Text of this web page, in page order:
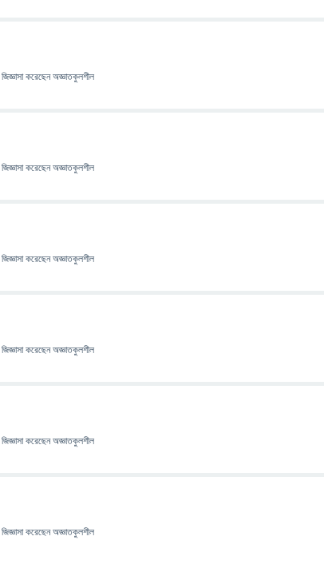
জিজ্ঞাসা করেছেনঅজ্ঞাতকুলশীল
জিজ্ঞাসা করেছেনঅজ্ঞাতকুলশীল
জিজ্ঞাসা করেছেনঅজ্ঞাতকুলশীল
জিজ্ঞাসা করেছেনঅজ্ঞাতকুলশীল
জিজ্ঞাসা করেছেনঅজ্ঞাতকুলশীল
জিজ্ঞাসা করেছেনঅজ্ঞাতকুলশীল